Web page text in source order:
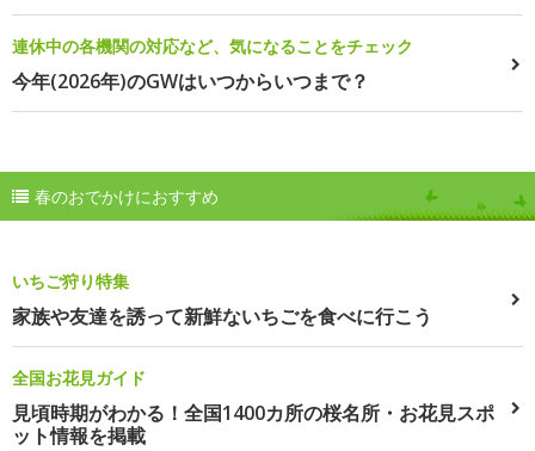
連休中の各機関の対応など、気になることをチェック
今年(2026年)のGWはいつからいつまで？
春のおでかけにおすすめ
いちご狩り特集
家族や友達を誘って新鮮ないちごを食べに行こう
全国お花見ガイド
見頃時期がわかる！全国1400カ所の桜名所・お花見スポ
ット情報を掲載